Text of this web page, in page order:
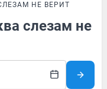
НЕ ВЕРИТ
слезам не